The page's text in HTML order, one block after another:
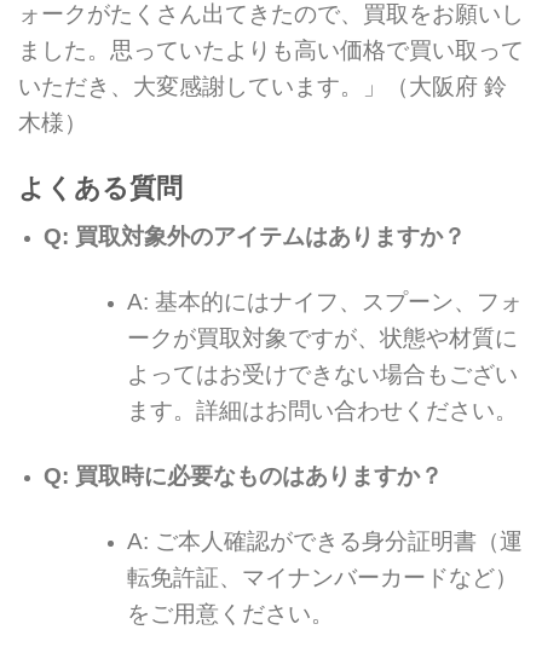
ォークがたくさん出てきたので、買取をお願いし
ました。思っていたよりも高い価格で買い取って
いただき、大変感謝しています。」（大阪府 鈴
木様）
よくある質問
Q: 買取対象外のアイテムはありますか？
A: 基本的にはナイフ、スプーン、フォ
ークが買取対象ですが、状態や材質に
よってはお受けできない場合もござい
ます。詳細はお問い合わせください。
Q: 買取時に必要なものはありますか？
A: ご本人確認ができる身分証明書（運
転免許証、マイナンバーカードなど）
をご用意ください。